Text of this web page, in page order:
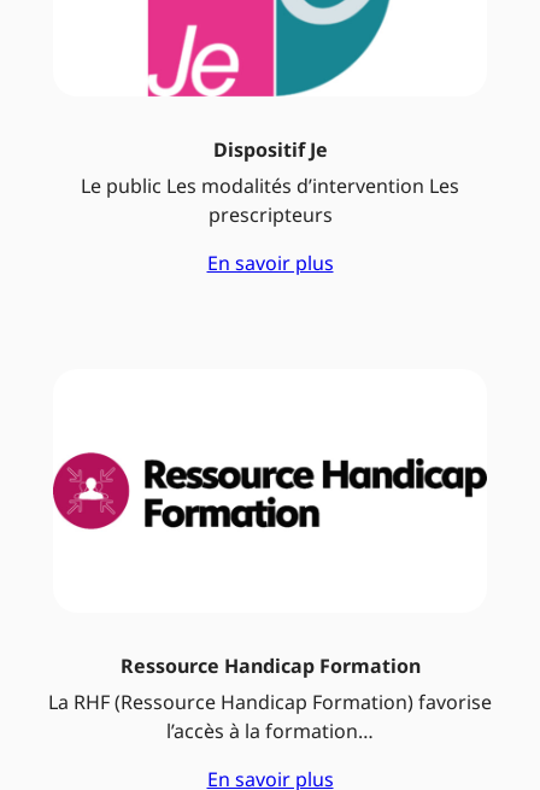
Dispositif Je
Le public Les modalités d’intervention Les
prescripteurs
En savoir plus
Ressource Handicap Formation
La RHF (Ressource Handicap Formation) favorise
l’accès à la formation…
En savoir plus